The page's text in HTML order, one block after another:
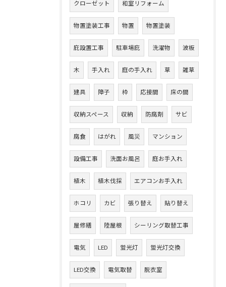
クローゼット 和室リフォーム
物置塗装工事 物置 物置塗装
庇設置工事 駐車場庇 洗濯物 波板
木 手入れ 庭の手入れ 草 雑草
建具 障子 枠 応接間 床の間
収納スペース 収納 防腐剤 サビ
腐食 はがれ 風災 マンション
設備工事 洗面お風呂 庭お手入れ
植木 植木伐採 エアコンお手入れ
ホコリ カビ 張り替え 貼り替え
屋修繕 陸屋根 シーリング取替工事
電気 LED 蛍光灯 蛍光灯交換
LED交換 電気取替 脱衣室